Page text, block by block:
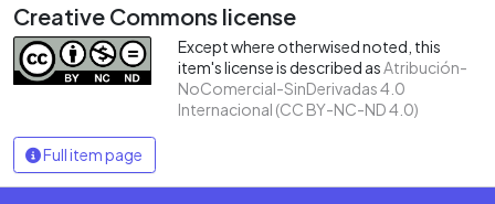
Creative Commons license
Except where otherwised noted, this
item's license is described asAtribución-
NoComercial-SinDerivadas 4.0
Internacional (CC BY-NC-ND 4.0)
Full item page